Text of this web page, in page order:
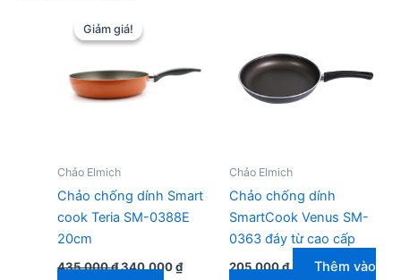
Giảm giá!
Giảm giá!
Chảo Elmich
Chảo chống dính Smart
cook Teria SM-0388E
20cm
435.000₫ Giá
340.000₫Giá
Chảo Elmich
Chảo chống dính
SmartCook Venus SM-
0363 đáy từ cao cấp
205.000₫
Thêm vào